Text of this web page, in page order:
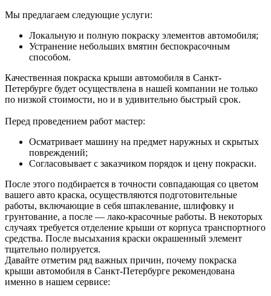
Мы предлагаем следующие услуги:
Локальную и полную покраску элементов автомобиля;
Устранение небольших вмятин беспокрасочным
способом.
Качественная покраска крыши автомобиля в Санкт-
Петербурге будет осуществлена в нашей компании не только
по низкой стоимости, но и в удивительно быстрый срок.
Перед проведением работ мастер:
Осматривает машину на предмет наружных и скрытых
повреждений;
Согласовывает с заказчиком порядок и цену покраски.
После этого подбирается в точности совпадающая со цветом
вашего авто краска, осуществляются подготовительные
работы, включающие в себя шпаклевание, шлифовку и
грунтование, а после — лако-красочные работы. В некоторых
случаях требуется отделение крыши от корпуса транспортного
средства. После высыхания краски окрашенный элемент
тщательно полируется.
Давайте отметим ряд важных причин, почему покраска
крыши автомобиля в Санкт-Петербурге рекомендована
именно в нашем сервисе: